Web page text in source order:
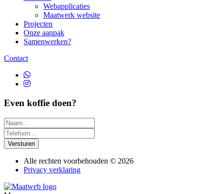
Webapplicaties
Maatwerk website
Projecten
Onze aanpak
Samenwerken?
Contact
Even koffie doen?
Versturen
Alle rechten voorbehouden © 2026
Privacy verklaring